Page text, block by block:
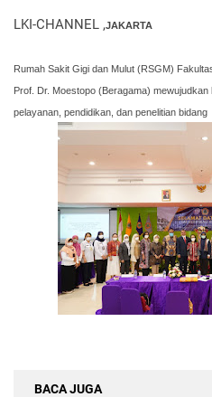
LKI-CHANNEL ,JAKARTA
Rumah Sakit Gigi dan Mulut (RSGM)
Prof. Dr. Moestopo (Beragama)
pelayanan, pendidikan, dan penelitian bidang
BACA JUGA